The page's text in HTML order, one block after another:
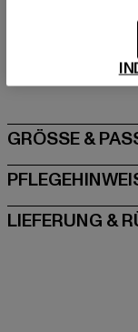
Hersteller:
Spichernstraße
GRÖSSE
LIEFERUNG &